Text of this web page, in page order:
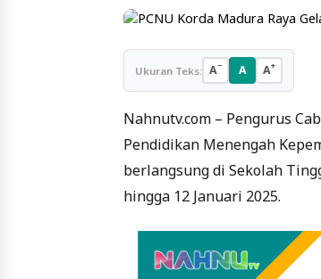
Ukuran Teks: A− A A+
Nahnutv.com – Pengurus
Pendidikan Menengah
berlangsung di Sekolah
hingga 12 Januari 2025.